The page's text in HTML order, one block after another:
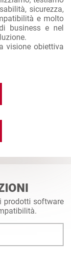
sicurezza,
e molto
business e nel
visione obiettiva
prodotti software